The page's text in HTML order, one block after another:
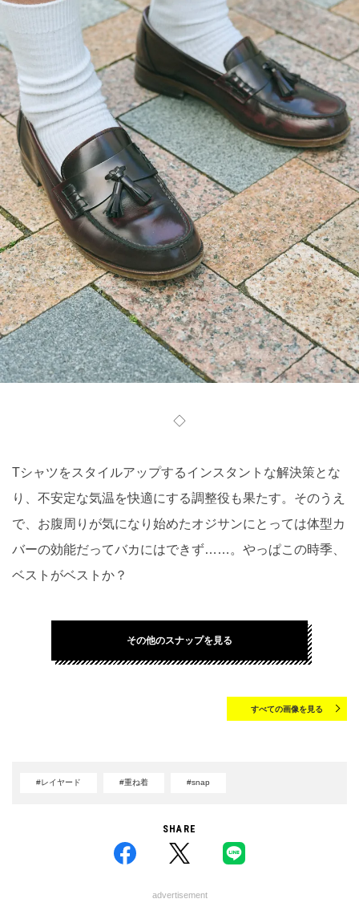
◇
Tシャツをスタイルアップするインスタントな解決策とな
り、不安定な気温を快適にする調整役も果たす。そのうえ
で、お腹周りが気になり始めたオジサンにとっては体型カ
バーの効能だってバカにはできず……。やっぱこの時季、
ベストがベストか？
その他のスナップを見る
すべての画像を見る
#レイヤード #重ね着 #snap
SHARE
advertisement